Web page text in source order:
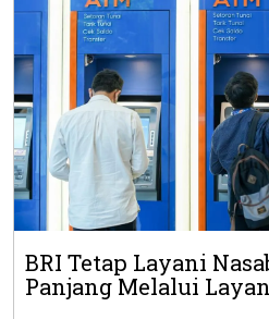
BRI Tetap Layani
Panjang Melalui